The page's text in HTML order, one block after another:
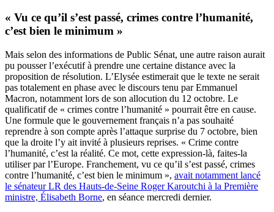
« Vu ce qu’il s’est passé, crimes contre l’humanité,
c’est bien le minimum »
Mais selon des informations de Public Sénat, une autre raison aurait
pu pousser l’exécutif à prendre une certaine distance avec la
proposition de résolution. L’Elysée estimerait que le texte ne serait
pas totalement en phase avec le discours tenu par Emmanuel
Macron, notamment lors de son allocution du 12 octobre. Le
qualificatif de « crimes contre l’humanité » pourrait être en cause.
Une formule que le gouvernement français n’a pas souhaité
reprendre à son compte après l’attaque surprise du 7 octobre, bien
que la droite l’y ait invité à plusieurs reprises. « Crime contre
l’humanité, c’est la réalité. Ce mot, cette expression-là, faites-la
utiliser par l’Europe. Franchement, vu ce qu’il s’est passé, crimes
contre l’humanité, c’est bien le minimum », avait notamment lancé
le sénateur LR des Hauts-de-Seine Roger Karoutchi à la Première
ministre, Élisabeth Borne, en séance mercredi dernier.